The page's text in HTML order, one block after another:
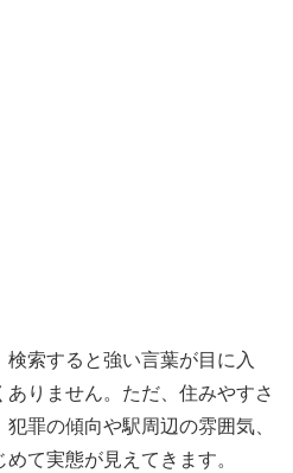
索すると強い言葉が目に入
ありません。ただ、住みやすさ
罪の傾向や駅周辺の雰囲気、
て実態が見えてきます。